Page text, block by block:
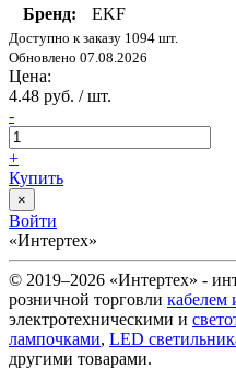
Бренд:
EKF
Доступно к заказу 1094 шт.
Обновлено 07.08.2026
Цена:
4.48 руб. / шт.
-
+
Купить
×
Войти
«Интертех»
© 2019–2026 «Интертех» -
розничной торговли кабелем
электротехническими и
лампочками, LED
другими товарами.